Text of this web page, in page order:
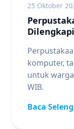
25 Oktober
komputer,
untuk
WIB.
Baca